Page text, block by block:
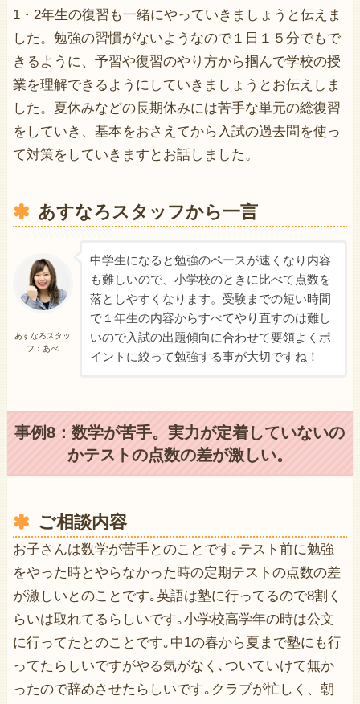
1・2年生の復習も一緒にやっていきましょうと伝えま
した。勉強の習慣がないようなので１日１５分でもで
きるように、予習や復習のやり方から掴んで学校の授
業を理解できるようにしていきましょうとお伝えしま
した。夏休みなどの長期休みには苦手な単元の総復習
をしていき、基本をおさえてから入試の過去問を使っ
て対策をしていきますとお話しました。
あすなろスタッフから一言
あすなろスタッ
フ：あべ
中学生になると勉強のペースが速くなり内容
も難しいので、小学校のときに比べて点数を
落としやすくなります。受験までの短い時間
で１年生の内容からすべてやり直すのは難し
いので入試の出題傾向に合わせて要領よくポ
イントに絞って勉強する事が大切ですね！
事例8：数学が苦手。実力が定着していないの
かテストの点数の差が激しい。
ご相談内容
お子さんは数学が苦手とのことです｡テスト前に勉強
をやった時とやらなかった時の定期テストの点数の差
が激しいとのことです｡英語は塾に行ってるので8割く
らいは取れてるらしいです｡小学校高学年の時は公文
に行ってたとのことです｡中1の春から夏まで塾にも行
ってたらしいですがやる気がなく､ついていけて無か
ったので辞めさせたらしいです｡クラブが忙しく、朝